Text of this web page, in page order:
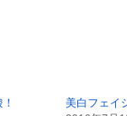
美白フェイ